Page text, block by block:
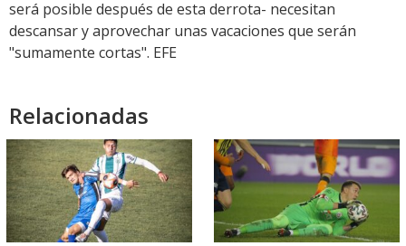
será posible después de esta derrota- necesitan
descansar y aprovechar unas vacaciones que serán
"sumamente cortas". EFE
Relacionadas